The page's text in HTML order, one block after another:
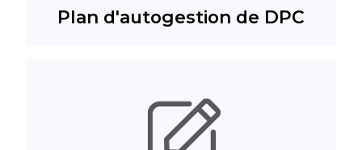
Plan d'autogestion de DPC